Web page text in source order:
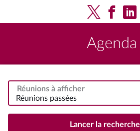
Agenda
Réunions à afficher
Réunions passées
Lancer la recherche